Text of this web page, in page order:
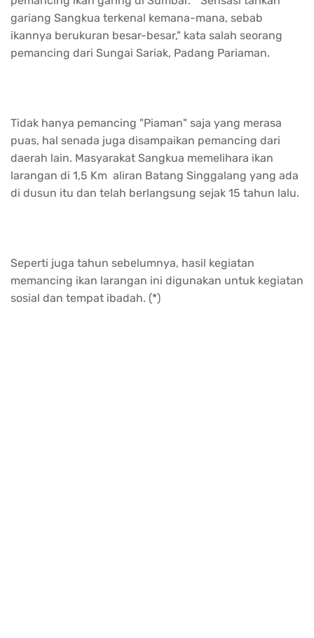
gariang Sangkua terkenal kemana-mana, sebab
ikannya berukuran besar-besar," kata salah seorang
pemancing dari Sungai Sariak, Padang Pariaman.
Tidak hanya pemancing "Piaman" saja yang merasa
puas, hal senada juga disampaikan pemancing dari
daerah lain. Masyarakat Sangkua memelihara ikan
larangan di 1,5 Km aliran Batang Singgalang yang ada
di dusun itu dan telah berlangsung sejak 15 tahun lalu.
Seperti juga tahun sebelumnya, hasil kegiatan
memancing ikan larangan ini digunakan untuk kegiatan
sosial dan tempat ibadah. (*)